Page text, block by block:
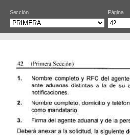
Sección Página